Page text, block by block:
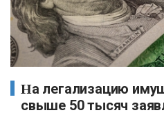
На легализацию имущества поступило
свыше 50 тысяч